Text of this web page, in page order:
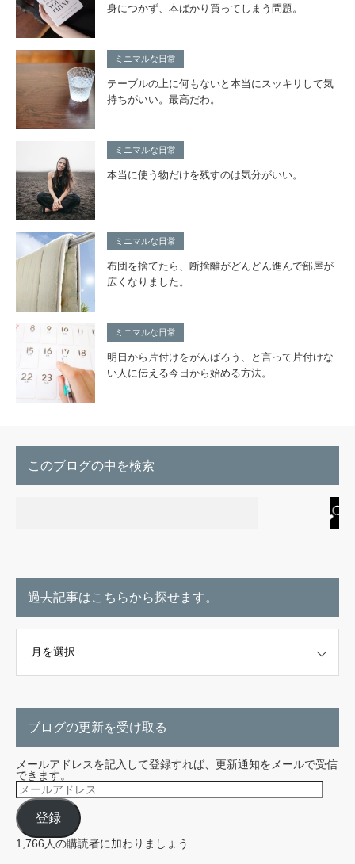
身につかず、本ばかり買ってしまう問題。
ミニマルな日常
テーブルの上に何もないと本当にスッキリして気
持ちがいい。最高だわ。
ミニマルな日常
本当に使う物だけを残すのは気分がいい。
ミニマルな日常
布団を捨てたら、断捨離がどんどん進んで部屋が
広くなりました。
ミニマルな日常
明日から片付けをがんばろう、と言って片付けな
い人に伝える今日から始める方法。
このブログの中を検索
過去記事はこちらから探せます。
ブログの更新を受け取る
メールアドレスを記入して登録すれば、更新通知をメールで受信
できます。
メ
ー
ル
ア
ド
レ
ス
登録
1,766人の購読者に加わりましょう